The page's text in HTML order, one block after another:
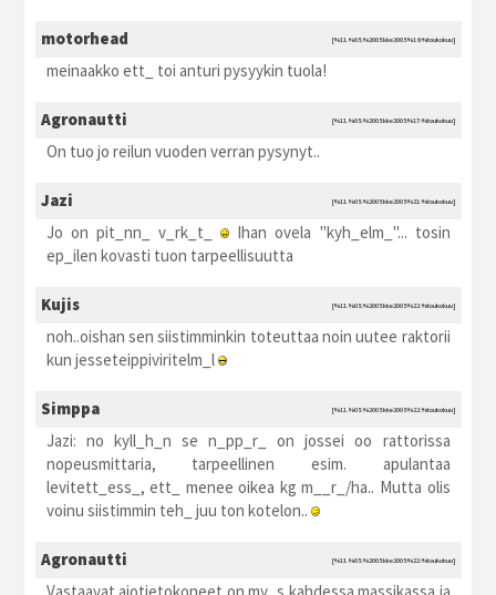
motorhead [%11.%05.%2005 kke2005 %16:%toukokuu]
meinaakko ett_ toi anturi pysyykin tuola!
Agronautti [%11.%05.%2005 kke2005 %17:%toukokuu]
On tuo jo reilun vuoden verran pysynyt..
Jazi [%11.%05.%2005 kke2005 %21:%toukokuu]
Jo on pit_nn_ v_rk_t_
Ihan ovela "kyh_elm_"... tosin
ep_ilen kovasti tuon tarpeellisuutta
Kujis [%11.%05.%2005 kke2005 %22:%toukokuu]
noh..oishan sen siistimminkin toteuttaa noin uutee raktorii
kun jesseteippiviritelm_l
Simppa [%11.%05.%2005 kke2005 %22:%toukokuu]
Jazi: no kyll_h_n se n_pp_r_ on jossei oo rattorissa
nopeusmittaria, tarpeellinen esim. apulantaa
levitett_ess_, ett_ menee oikea kg m__r_/ha.. Mutta olis
voinu siistimmin teh_ juu ton kotelon..
Agronautti [%11.%05.%2005 kke2005 %22:%toukokuu]